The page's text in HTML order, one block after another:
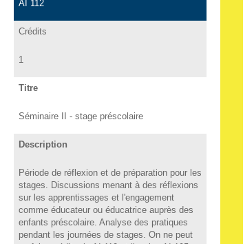
AI 112
Crédits
1
Titre
Séminaire II - stage préscolaire
Description
Période de réflexion et de préparation pour les
stages. Discussions menant à des réflexions
sur les apprentissages et l'engagement
comme éducateur ou éducatrice auprès des
enfants préscolaire. Analyse des pratiques
pendant les journées de stages. On ne peut